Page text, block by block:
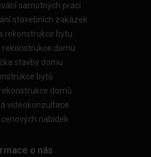
samotných prací
stavebních zakázek
rekonstrukce bytu
rekonstrukce domu
stavby domu
bytů
domů
videokonzultace
nabídek
o nás